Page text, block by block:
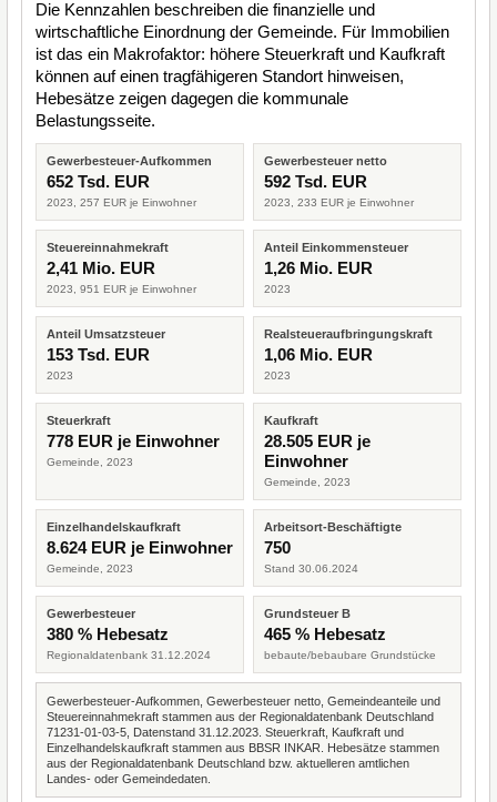
Die Kennzahlen beschreiben die finanzielle und
wirtschaftliche Einordnung der Gemeinde. Für Immobilien
ist das ein Makrofaktor: höhere Steuerkraft und Kaufkraft
können auf einen tragfähigeren Standort hinweisen,
Hebesätze zeigen dagegen die kommunale
Belastungsseite.
Gewerbesteuer-Aufkommen
652 Tsd. EUR
2023, 257 EUR je Einwohner
Gewerbesteuer netto
592 Tsd. EUR
2023, 233 EUR je Einwohner
Steuereinnahmekraft
2,41 Mio. EUR
2023, 951 EUR je Einwohner
Anteil Einkommensteuer
1,26 Mio. EUR
2023
Anteil Umsatzsteuer
153 Tsd. EUR
2023
Realsteueraufbringungskraft
1,06 Mio. EUR
2023
Steuerkraft
778 EUR je Einwohner
Gemeinde, 2023
Kaufkraft
28.505 EUR je
Einwohner
Gemeinde, 2023
Einzelhandelskaufkraft
8.624 EUR je Einwohner
Gemeinde, 2023
Arbeitsort-Beschäftigte
750
Stand 30.06.2024
Gewerbesteuer
380 % Hebesatz
Regionaldatenbank 31.12.2024
Grundsteuer B
465 % Hebesatz
bebaute/bebaubare Grundstücke
Gewerbesteuer-Aufkommen, Gewerbesteuer netto, Gemeindeanteile und
Steuereinnahmekraft stammen aus der Regionaldatenbank Deutschland
71231-01-03-5, Datenstand 31.12.2023. Steuerkraft, Kaufkraft und
Einzelhandelskaufkraft stammen aus BBSR INKAR. Hebesätze stammen
aus der Regionaldatenbank Deutschland bzw. aktuelleren amtlichen
Landes- oder Gemeindedaten.